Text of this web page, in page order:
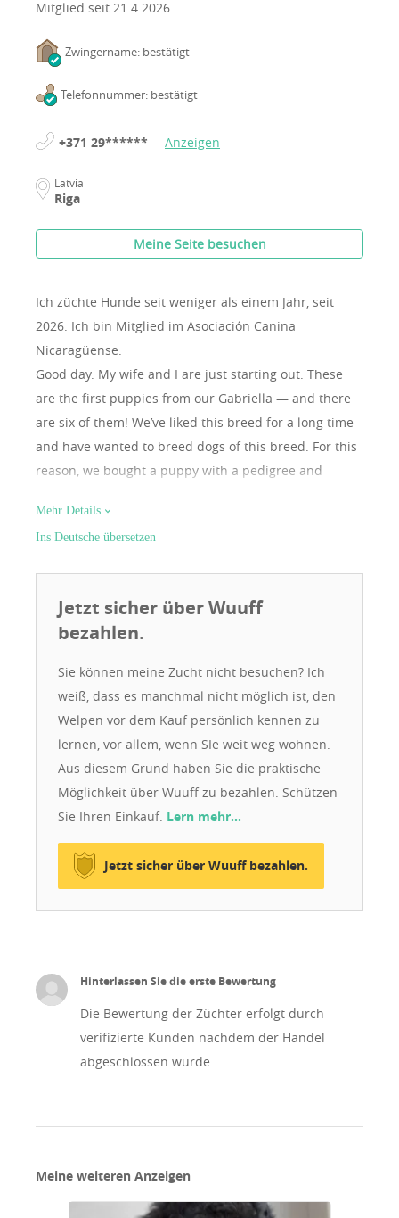
Mitglied seit 21.4.2026
Zwingername: bestätigt
Telefonnummer: bestätigt
+371 29****** Anzeigen
Latvia
Riga
Meine Seite besuchen
Ich züchte Hunde seit weniger als einem Jahr, seit
2026. Ich bin Mitglied im Asociación Canina
Nicaragüense.
Good day. My wife and I are just starting out. These
are the first puppies from our Gabriella — and there
are six of them! We’ve liked this breed for a long time
and have wanted to breed dogs of this breed. For this
reason, we bought a puppy with a pedigree and
together we traveled to competitions. My wife also
trained as a groomer. We take breeding seriously. The
assisted by a doctor. After a recent examination, all
the puppies were deemed suitable for shows, with
ideal parameters. The puppies are healthy, friendly,
have a good appetite, and sleep well. They have
already been microchipped and vaccinated.
Mehr Details
Ins Deutsche übersetzen
Jetzt sicher über Wuuff
bezahlen.
Sie können meine Zucht nicht besuchen? Ich
weiß, dass es manchmal nicht möglich ist, den
Welpen vor dem Kauf persönlich kennen zu
lernen, vor allem, wenn SIe weit weg wohnen.
Aus diesem Grund haben Sie die praktische
Möglichkeit über Wuuff zu bezahlen. Schützen
Sie Ihren Einkauf. Lern mehr…
Jetzt sicher über Wuuff bezahlen.
Hinterlassen Sie die erste Bewertung
Die Bewertung der Züchter erfolgt durch
verifizierte Kunden nachdem der Handel
abgeschlossen wurde.
Meine weiteren Anzeigen